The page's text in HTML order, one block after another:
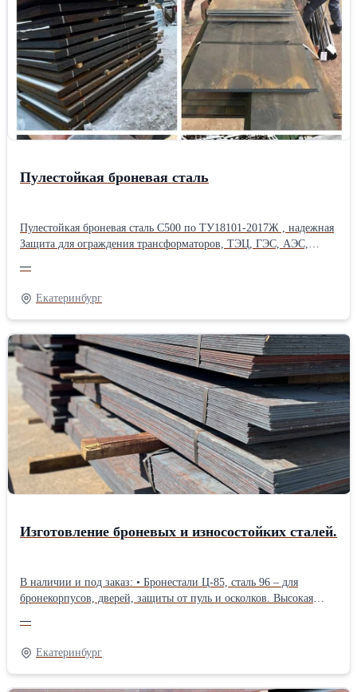
Пулестойкая броневая сталь
Пулестойкая броневая сталь С500 по ТУ18101-2017Ж , надежная
Защита для ограждения трансформаторов, ТЭЦ, ГЭС, АЭС,
оборудования и турбин от осколков, дронов, пуль, снарядов,
ракет и взрывов
—
Екатеринбург
Изготовление броневых и износостойких сталей.
В наличии и под заказ: • Бронестали Ц-85, сталь 96 – для
бронекорпусов, дверей, защиты от пуль и осколков. Высокая
работающих на удар и износ (щеки дробилок, стрелки, била).
Уникальное свойство – упрочняется при ударах.
Преимущества: Проверенное качество, длительный срок службы,
оптимальное соотношение цены и надежности.
—
Екатеринбург